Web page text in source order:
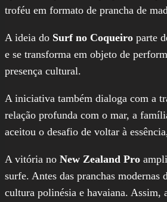
troféu em formato de prancha de
A ideia do Surf no Coqueiro parte
e se transforma em objeto de
presença cultural.
A iniciativa também dialoga com a
relação profunda com o mar, a
aceitou o desafio de voltar à
A vitória no New Zealand Pro
surfe. Antes das pranchas modernas
cultura polinésia e havaiana. Assim,